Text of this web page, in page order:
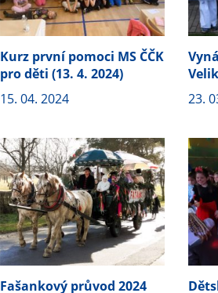
Kurz první pomoci MS ČČK
pro děti (13. 4. 2024)
15. 04. 2024
23.
Fašankový průvod 2024